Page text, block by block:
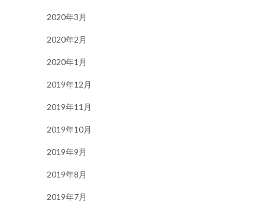
2020年3月
2020年2月
2020年1月
2019年12月
2019年11月
2019年10月
2019年9月
2019年8月
2019年7月